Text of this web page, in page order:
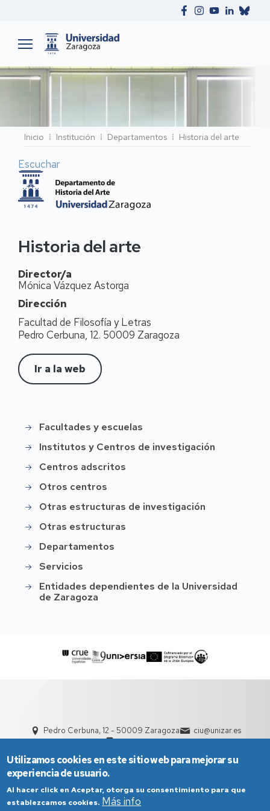
Ruta
de
navegación
Inicio Institución Departamentos Historia del arte
Escuchar
Historia del arte
Director/a
Mónica Vázquez Astorga
Dirección
Facultad de Filosofía y Letras
Pedro Cerbuna, 12. 50009 Zaragoza
Ir a la web
Instittución
Facultades y escuelas
Institutos y Centros de investigación
Centros adscritos
Otros centros
Otras estructuras de investigación
Otras estructuras
Departamentos
Servicios
Entidades dependientes de la Universidad
de Zaragoza
Pedro Cerbuna, 12 - 50009 Zaragoza
ciu@unizar.es
Utilizamos cookies en este sitio web para mejorar su
experiencia de usuario.
Al hacer click en Aceptar, otorga su consentimiento para que
establezcamos cookies. Más info